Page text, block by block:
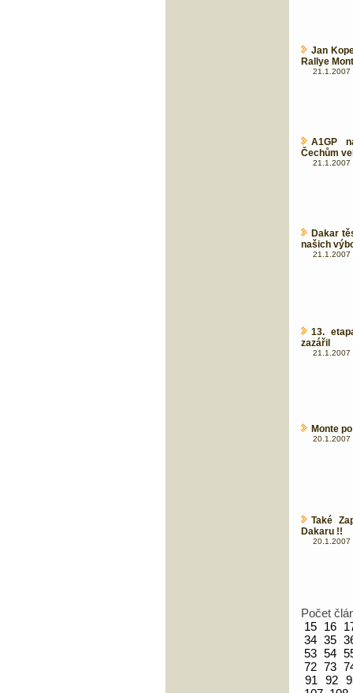
Jan
Rallye
21.1.2007
A1GP
Čechům
21.1.2007
Dakar
našich
21.1.2007
13.
zazářil
21.1.2007
Monte
20.1.2007
Také
Dakaru !!
20.1.2007
Počet
15 16
34 35
53 54
72 73
91
92